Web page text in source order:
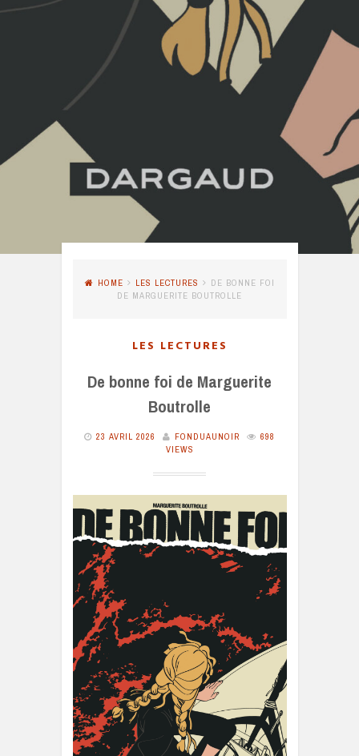
HOME LES LECTURES
DE BONNE FOI
DE MARGUERITE BOUTROLLE
LES LECTURES
De bonne foi de Marguerite
Boutrolle
23 AVRIL 2026 FONDUAUNOIR
698
VIEWS